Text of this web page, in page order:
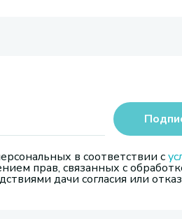
в соответствии с
прав, связанных с
дачи согласия или